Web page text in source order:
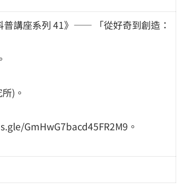
講座系列 41》—— 「從好奇到創造：
)。
GmHwG7bacd45FR2M9。